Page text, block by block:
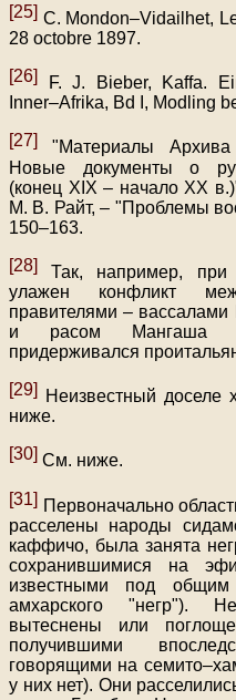
[25] С. Mondon–Vidailhet,
28 octobre 1897.
[26]
F. J. Вieber, Kaffa.
Inner–Afrika, Bd I, Modling
[27]
"Материалы Архива
Новые документы о
(конец XIX – начало XX
М. В. Райт, – "Проблемы
150–163.
[28]
Так, например, при
улажен конфликт
правителями –
и расом Мангаша
придерживался
[29]
Неизвестный доселе
ниже.
[30] См. ниже.
[31] Первоначально
расселены народы
каффичо, была занята
сохранившимися на
известными под
амхарского "негр").
вытеснены или
получившими
говорящими на
у них нет). Они